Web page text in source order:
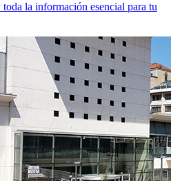
la información esencial para tu